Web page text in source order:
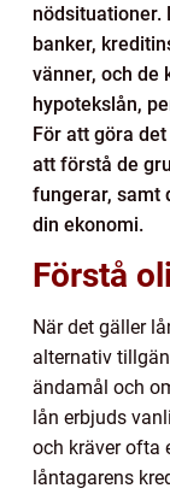
nödsituationer.
banker,
vänner, och de
hypotekslån,
För att göra
att förstå de
fungerar, samt
din ekonomi.
Förstå
När det gäller
alternativ
ändamål och
lån erbjuds
och kräver ofta
låntagarens